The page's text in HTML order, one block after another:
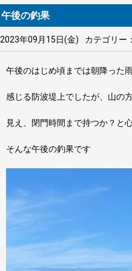
午後の釣果
2023年09月15日(金) カテゴリー：
午後のはじめ頃までは朝降った
感じる防波堤上でしたが、山の
見え、閉門時間まで持つか？と
そんな午後の釣果です